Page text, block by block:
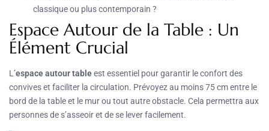
classique ou plus contemporain ?
Espace Autour de la Table : Un
Élément Crucial
L’espace autour tableest essentiel pour garantir le confort des
convives et faciliter la circulation. Prévoyez au moins 75 cm entre le
bord de la table et le mur ou tout autre obstacle. Cela permettra aux
personnes de s’asseoir et de se lever facilement.